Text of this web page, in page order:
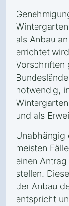
als Anbau
errichtet
Vorschriften
notwendig,
und als
Unabhängig
meisten
einen
stellen.
der Anbau
entspricht